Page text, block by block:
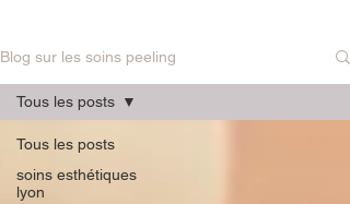
Blog sur les soins peeling
Tous les posts
soins esthétiques
lyon
Tous les posts